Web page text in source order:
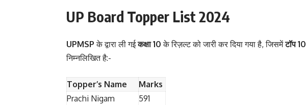
UP Board Topper List 2024
UPMSP के द्वारा ली गईकक्षा 10 के रिज़ल्ट को जारी कर दिया गया है, जिसमेंटॉप 10
निम्नलिखित है:-
Topper’s Name
Marks
Prachi Nigam
591